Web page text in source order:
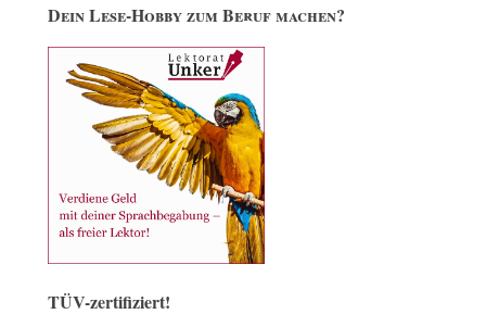
Dein Lese-Hobby zum Beruf machen?
TÜV-zertifiziert!